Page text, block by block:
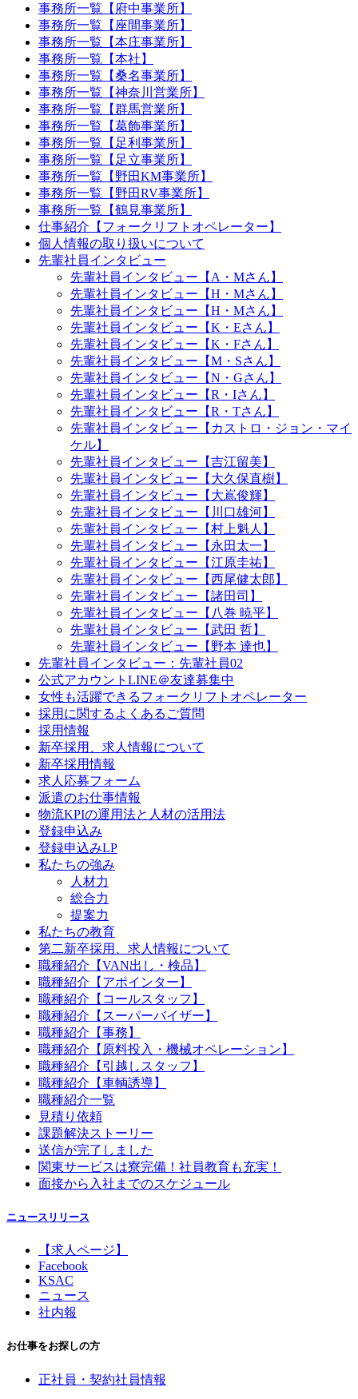
事務所一覧【府中事業所】
事務所一覧【座間事業所】
事務所一覧【本庄事業所】
事務所一覧【本社】
事務所一覧【桑名事業所】
事務所一覧【神奈川営業所】
事務所一覧【群馬営業所】
事務所一覧【葛飾事業所】
事務所一覧【足利事業所】
事務所一覧【足立事業所】
事務所一覧【野田KM事業所】
事務所一覧【野田RV事業所】
事務所一覧【鶴見事業所】
仕事紹介【フォークリフトオペレーター】
個人情報の取り扱いについて
先輩社員インタビュー
先輩社員インタビュー【A・Mさん】
先輩社員インタビュー【H・Mさん】
先輩社員インタビュー【H・Mさん】
先輩社員インタビュー【K・Eさん】
先輩社員インタビュー【K・Fさん】
先輩社員インタビュー【M・Sさん】
先輩社員インタビュー【N・Gさん】
先輩社員インタビュー【R・Iさん】
先輩社員インタビュー【R・Tさん】
先輩社員インタビュー【カストロ・ジョン・マイ
ケル】
先輩社員インタビュー【吉江留美】
先輩社員インタビュー【大久保直樹】
先輩社員インタビュー【大嶌俊輝】
先輩社員インタビュー【川口雄河】
先輩社員インタビュー【村上魁人】
先輩社員インタビュー【永田太一】
先輩社員インタビュー【江原圭祐】
先輩社員インタビュー【西尾健太郎】
先輩社員インタビュー【諸田司】
先輩社員インタビュー【八巻 暁平】
先輩社員インタビュー【武田 哲】
先輩社員インタビュー【野本 達也】
先輩社員インタビュー：先輩社員02
公式アカウントLINE＠友達募集中
女性も活躍できるフォークリフトオペレーター
採用に関するよくあるご質問
採用情報
新卒採用、求人情報について
新卒採用情報
求人応募フォーム
派遣のお仕事情報
物流KPIの運用法と人材の活用法
登録申込み
登録申込みLP
私たちの強み
人材力
総合力
提案力
私たちの教育
第二新卒採用、求人情報について
職種紹介【VAN出し・検品】
職種紹介【アポインター】
職種紹介【コールスタッフ】
職種紹介【スーパーバイザー】
職種紹介【事務】
職種紹介【原料投入・機械オペレーション】
職種紹介【引越しスタッフ】
職種紹介【車輌誘導】
職種紹介一覧
見積り依頼
課題解決ストーリー
送信が完了しました
関東サービスは寮完備！社員教育も充実！
面接から入社までのスケジュール
ニュースリリース
【求人ページ】
Facebook
KSAC
ニュース
社内報
お仕事をお探しの方
正社員・契約社員情報